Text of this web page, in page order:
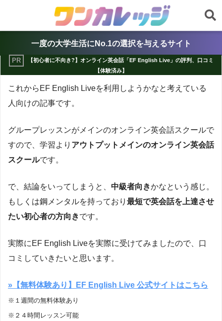
一度の大学生活にNo.1の選択を与えるサイト
【初心者に不向き?】オンライン英会話「EF English Live」の評判、口コミ
【体験済み】
これからEF English Liveを利用しようかなと考えている
人向けの記事です。
グループレッスンがメインのオンライン英会話スクールで
すので、学習より アウトプットメインのオンライン英会話
スクールです。
で、結論をいってしまうと、 中級者向きかなという感じ。
もしくは鋼メンタルを持っており 最短で英会話を上達させ
たい初心者の方向きです。
実際にEF English Liveを実際に受けてみましたので、口
コミしていきたいと思います。
»【無料体験あり】EF English Live 公式サイトはこちら
※１週間の無料体験あり
※２４時間レッスン可能